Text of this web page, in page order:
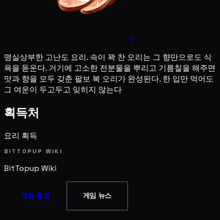
1
명실상부한 고난도 요리. 속이 꽉 찬 오리는 그 향만으로도 식
욕을 돋운다. 거기에 고소한 전분물을 뿌리고 기름칠을 해주면
맛과 향을 모두 갖춘 팔보 복 오리가 완성된다. 한 입만 먹어도
그 여운이 두고두고 잊히지 않는다
획득처
요리 획득
BITTOPUP WIKI
BitTopup Wiki
게임 충전 게임 뉴스